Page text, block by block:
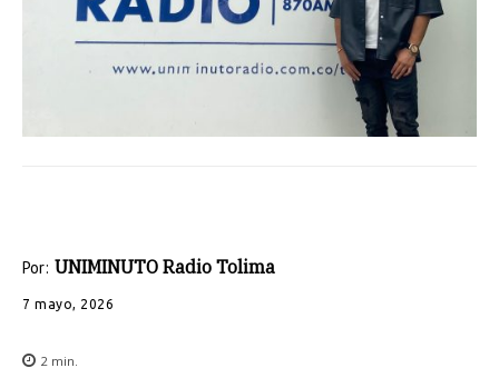
Por: UNIMINUTO Radio Tolima
7 mayo, 2026
2 min.